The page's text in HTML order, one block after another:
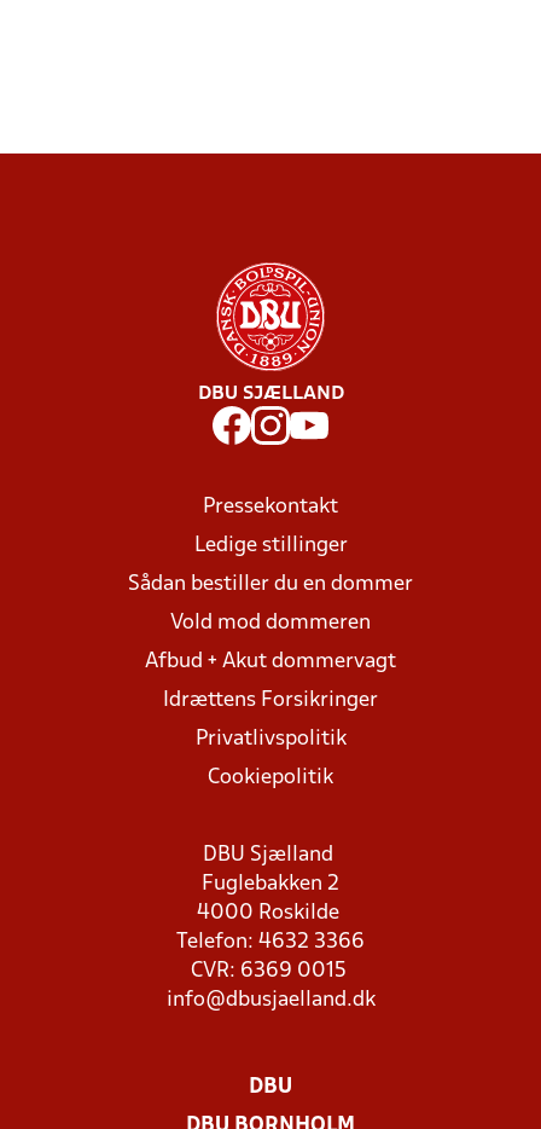
DBU SJÆLLAND
Pressekontakt
Ledige stillinger
Sådan bestiller du en dommer
Vold mod dommeren
Afbud + Akut dommervagt
Idrættens Forsikringer
Privatlivspolitik
Cookiepolitik
DBU Sjælland
Fuglebakken 2
4000 Roskilde
Telefon: 4632 3366
CVR: 6369 0015
info@dbusjaelland.dk
DBU